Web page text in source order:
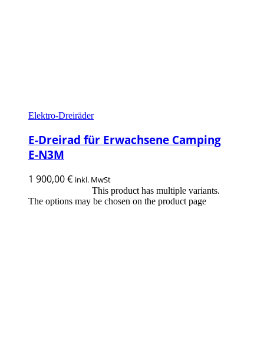
Elektro-Dreiräder
E-Dreirad für Erwachsene Camping
E-N3M
1 900,00€ inkl. MwSt
This product has multiple variants.
The options may be chosen on the product page